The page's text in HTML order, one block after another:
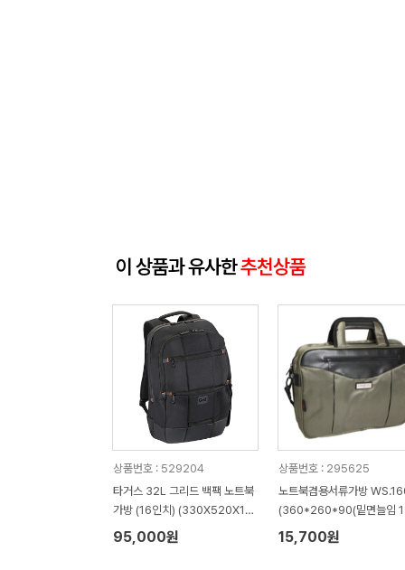
이 상품과 유사한추천상품
상품번호 : 529204
타거스 32L 그리드 백팩 노트북
가방 (16인치) (330X520X17
7mm)
95,000원
상품번호 : 295625
노트북겸용서류가방
(360*260*90(밑면늘임
mm)
15,700원